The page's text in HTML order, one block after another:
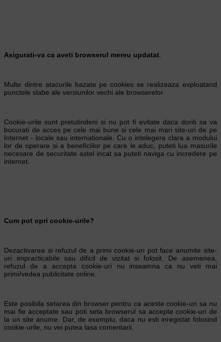
Asigurati-va ca aveti browserul mereu updatat
Multe dintre atacurile bazate pe cookies se realizeaza exploatand
punctele slabe ale versiunilor vechi ale browserelor.
Cookie-urile sunt pretutindeni si nu pot fi evitate daca doriti sa va
bucurati de acces pe cele mai bune si cele mai mari site-uri de pe
Internet - locale sau internationale. Cu o intelegere clara a modului
lor de operare si a beneficiilor pe care le aduc, puteti lua masurile
necesare de securitate astel incat sa puteti naviga cu incredere pe
internet.
Cum pot opri cookie-urile?
Dezactivarea si refuzul de a primi cookie-uri pot face anumite site-
uri impracticabile sau dificil de vizitat si folosit. De asemenea,
refuzul de a accepta cookie-uri nu inseamna ca nu veti mai
primi/vedea publicitate online.
Este posibila setarea din browser pentru ca aceste cookie-uri sa nu
mai fie acceptate sau poti seta browserul sa accepte cookie-uri de
la un site anume. Dar, de exemplu, daca nu esti inregistat folosind
cookie-urile, nu vei putea lasa comentarii.